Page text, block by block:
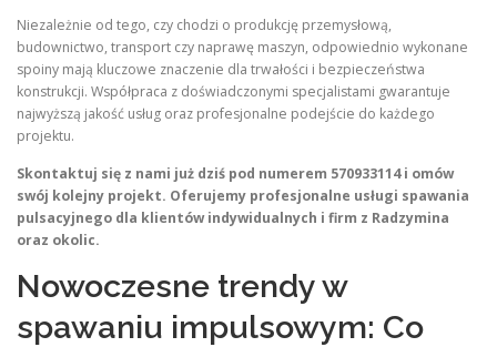
Niezależnie od tego, czy chodzi o produkcję przemysłową,
budownictwo, transport czy naprawę maszyn, odpowiednio wykonane
spoiny mają kluczowe znaczenie dla trwałości i bezpieczeństwa
konstrukcji. Współpraca z doświadczonymi specjalistami gwarantuje
najwyższą jakość usług oraz profesjonalne podejście do każdego
projektu.
Skontaktuj się z nami już dziś pod numerem 570933114 i omów
swój kolejny projekt. Oferujemy profesjonalne usługi spawania
pulsacyjnego dla klientów indywidualnych i firm z Radzymina
oraz okolic.
Nowoczesne trendy w
spawaniu impulsowym: Co